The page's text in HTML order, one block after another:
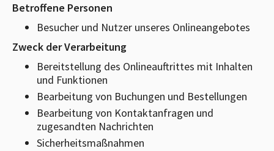
Betroffene Personen
Besucher und Nutzer unseres Onlineangebotes
Zweck der Verarbeitung
Bereitstellung des Onlineauftrittes mit Inhalten
und Funktionen
Bearbeitung von Buchungen und Bestellungen
Bearbeitung von Kontaktanfragen und
zugesandten Nachrichten
Sicherheitsmaßnahmen